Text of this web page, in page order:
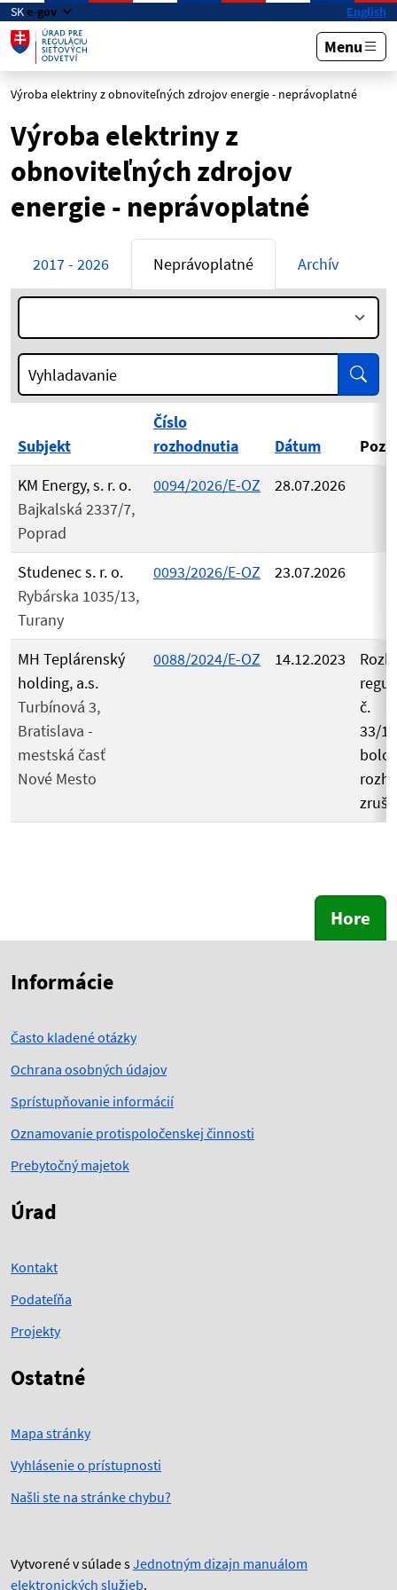
Preskočiť na hlavný obsah
SKe-gov English
Menu
Výroba elektriny z obnoviteľných zdrojov energie - neprávoplatné
Výroba elektriny z
obnoviteľných zdrojov
energie - neprávoplatné
2017 - 2026 Neprávoplatné Archív
Rok:
Vyhladavanie
Subjekt
Číslo
rozhodnutia
Dátum
KM Energy, s. r. o.
Bajkalská 2337/7,
Poprad
0094/2026/E-OZ 28.07.2026
Studenec s. r. o.
Rybárska 1035/13,
Turany
0093/2026/E-OZ 23.07.2026
MH Teplárenský
holding, a.s.
Turbínová 3,
Bratislava -
mestská časť
Nové Mesto
0088/2024/E-OZ 14.12.2023
č.
33/
bolo
Hore
Informácie
Často kladené otázky
Ochrana osobných údajov
Sprístupňovanie informácií
Oznamovanie protispoločenskej činnosti
Prebytočný majetok
Úrad
Kontakt
Podateľňa
Projekty
Ostatné
Mapa stránky
Vyhlásenie o prístupnosti
Našli ste na stránke chybu?
Vytvorené v súlade sJednotným dizajn manuálom
elektronických služieb.